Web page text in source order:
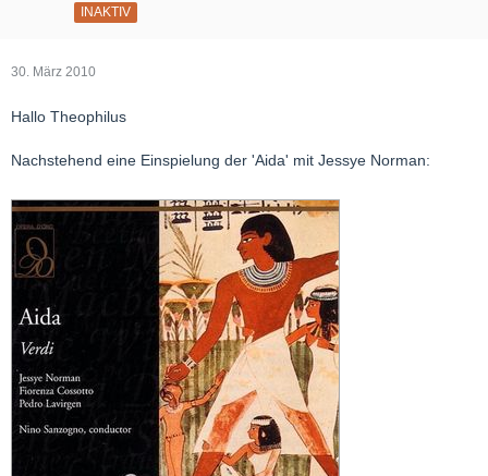
INAKTIV
30. März 2010
Hallo Theophilus
Nachstehend eine Einspielung der 'Aida' mit Jessye Norman: